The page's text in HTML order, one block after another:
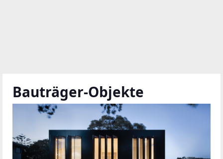
Bauträger-Objekte